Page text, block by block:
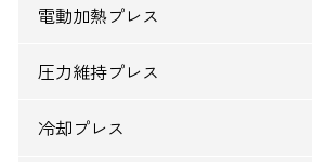
電動加熱プレス
圧力維持プレス
冷却プレス